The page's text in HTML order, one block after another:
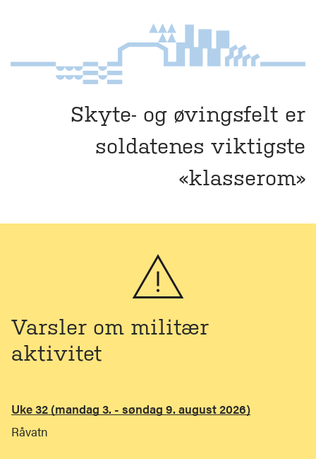
Skyte- og øvingsfelt er
soldatenes viktigste
«klasserom»
Varsler om militær
aktivitet
Uke 32 (mandag 3. - søndag 9. august 2026)
Råvatn